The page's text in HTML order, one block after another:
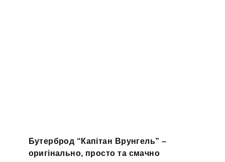
Бутерброд “Капітан Врунгель” –
оригінально, просто та смачно